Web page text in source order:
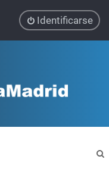
Identificarse